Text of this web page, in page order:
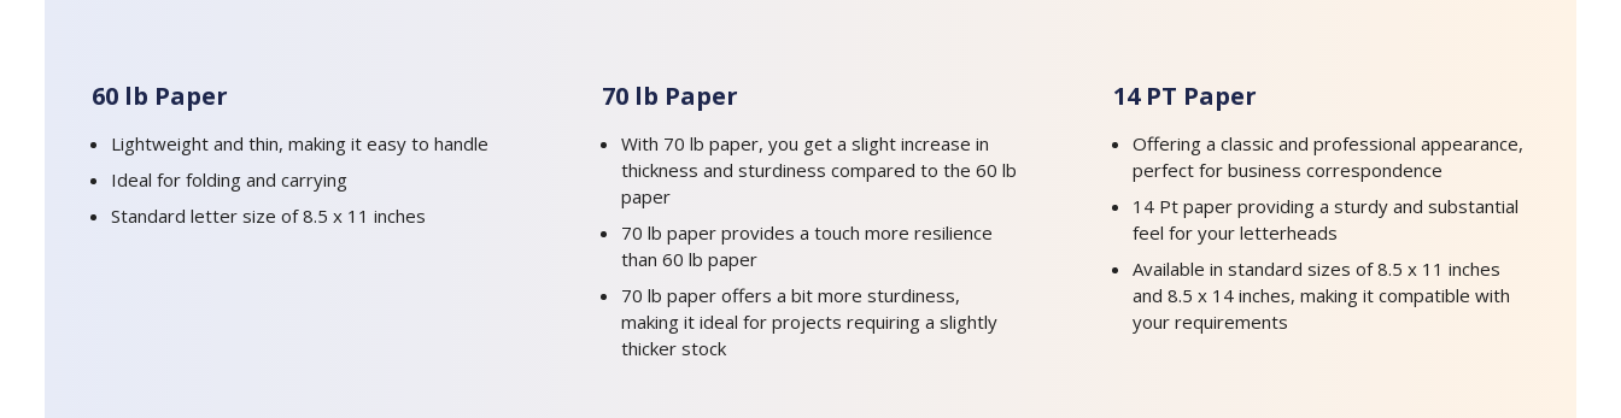
60 lb Paper
Lightweight and thin, making it easy to handle
Ideal for folding and carrying
Standard letter size of 8.5 x 11 inches
70 lb Paper
With 70 lb paper, you get a slight increase in
thickness and sturdiness compared to the 60 lb
paper
70 lb paper provides a touch more resilience
than 60 lb paper
70 lb paper offers a bit more sturdiness,
making it ideal for projects requiring a slightly
thicker stock
14 PT Paper
Offering a classic and professional appearance,
perfect for business correspondence
14 Pt paper providing a sturdy and substantial
feel for your letterheads
Available in standard sizes of 8.5 x 11 inches
and 8.5 x 14 inches, making it compatible with
your requirements